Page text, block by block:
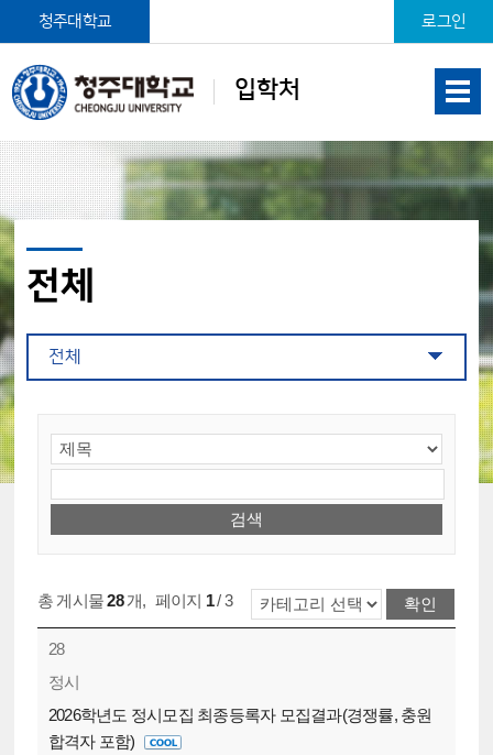
입학처
청주대학교 로그인
전체
전체
총 게시물28개, 페이지 1/ 3
28
정시
2026학년도 정시모집 최종등록자 모집결과(경쟁률, 충원
합격자 포함)